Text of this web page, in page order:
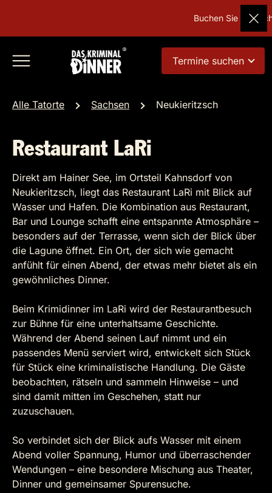
Buchen Sie
Termine suchen
Alle Tatorte Sachsen Neukieritzsch
Restaurant LaRi
Direkt am Hainer See, im Ortsteil Kahnsdorf von
Neukieritzsch, liegt das Restaurant LaRi mit Blick auf
Wasser und Hafen. Die Kombination aus Restaurant,
Bar und Lounge schafft eine entspannte Atmosphäre –
besonders auf der Terrasse, wenn sich der Blick über
die Lagune öffnet. Ein Ort, der sich wie gemacht
anfühlt für einen Abend, der etwas mehr bietet als ein
gewöhnliches Dinner.
Beim Krimidinner im LaRi wird der Restaurantbesuch
zur Bühne für eine unterhaltsame Geschichte.
Während der Abend seinen Lauf nimmt und ein
passendes Menü serviert wird, entwickelt sich Stück
für Stück eine kriminalistische Handlung. Die Gäste
beobachten, rätseln und sammeln Hinweise – und
sind damit mitten im Geschehen, statt nur
zuzuschauen.
So verbindet sich der Blick aufs Wasser mit einem
Abend voller Spannung, Humor und überraschender
Wendungen – eine besondere Mischung aus Theater,
Dinner und gemeinsamer Spurensuche.